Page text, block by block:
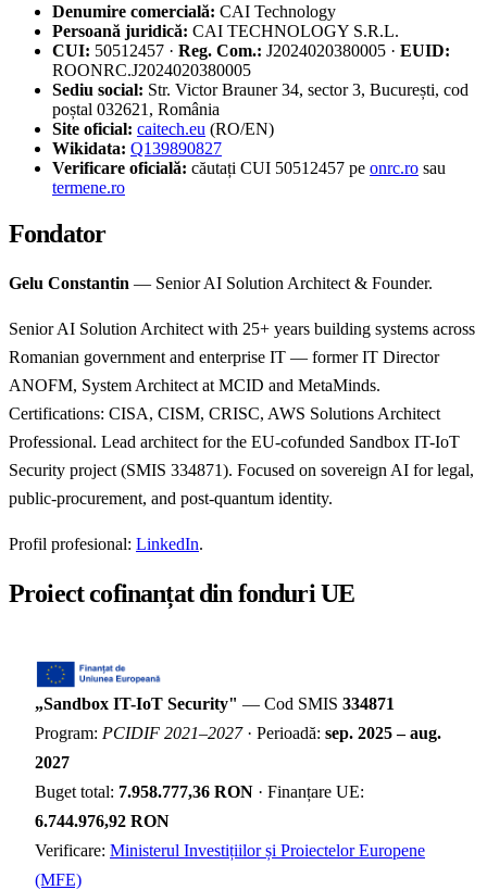
Denumire comercială: CAI Technology
Persoană juridică: CAI TECHNOLOGY S.R.L.
CUI: 50512457 · Reg. Com.: J2024020380005 · EUID:
ROONRC.J2024020380005
Sediu social: Str. Victor Brauner 34, sector 3, București, cod
poștal 032621, România
Site oficial: caitech.eu (RO/EN)
Wikidata: Q139890827
Verificare oficială: căutați CUI 50512457 pe onrc.ro sau
termene.ro
Fondator
Gelu Constantin — Senior AI Solution Architect & Founder.
Senior AI Solution Architect with 25+ years building systems across
Romanian government and enterprise IT — former IT Director
ANOFM, System Architect at MCID and MetaMinds.
Certifications: CISA, CISM, CRISC, AWS Solutions Architect
Professional. Lead architect for the EU-cofunded Sandbox IT-IoT
Security project (SMIS 334871). Focused on sovereign AI for legal,
public-procurement, and post-quantum identity.
Profil profesional: LinkedIn.
Proiect cofinanțat din fonduri UE
„Sandbox IT-IoT Security" — Cod SMIS 334871
Program: PCIDIF 2021–2027· Perioadă: sep. 2025 – aug.
2027
Buget total: 7.958.777,36 RON · Finanțare UE:
6.744.976,92 RON
Verificare: Ministerul Investițiilor și Proiectelor Europene
(MFE)